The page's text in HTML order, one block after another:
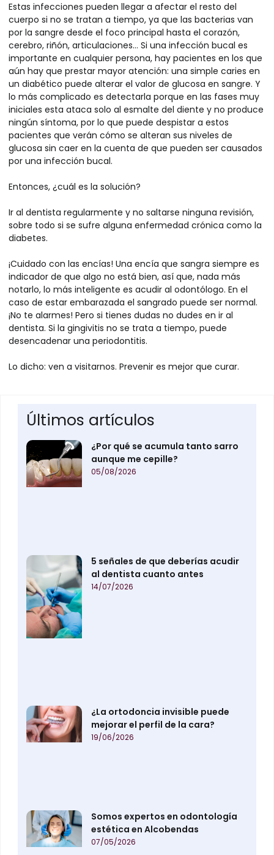
Estas infecciones pueden llegar a afectar el resto del
cuerpo si no se tratan a tiempo, ya que las bacterias van
por la sangre desde el foco principal hasta el corazón,
cerebro, riñón, articulaciones… Si una infección bucal es
importante en cualquier persona, hay pacientes en los que
aún hay que prestar mayor atención: una simple caries en
un diabético puede alterar el valor de glucosa en sangre. Y
lo más complicado es detectarla porque en las fases muy
iniciales esta ataca solo al esmalte del diente y no produce
ningún síntoma, por lo que puede despistar a estos
pacientes que verán cómo se alteran sus niveles de
glucosa sin caer en la cuenta de que pueden ser causados
por una infección bucal.
Entonces, ¿cuál es la solución?
Ir al dentista regularmente y no saltarse ninguna revisión,
sobre todo si se sufre alguna enfermedad crónica como la
diabetes.
¡Cuidado con las encías! Una encía que sangra siempre es
indicador de que algo no está bien, así que, nada más
notarlo, lo más inteligente es acudir al odontólogo. En el
caso de estar embarazada el sangrado puede ser normal.
¡No te alarmes! Pero si tienes dudas no dudes en ir al
dentista. Si la gingivitis no se trata a tiempo, puede
desencadenar una periodontitis.
Lo dicho: ven a visitarnos. Prevenir es mejor que curar.
Últimos artículos
¿Por qué se acumula tanto sarro
aunque me cepille?
05/08/2026
5 señales de que deberías acudir
al dentista cuanto antes
14/07/2026
¿La ortodoncia invisible puede
mejorar el perfil de la cara?
19/06/2026
Somos expertos en odontología
estética en Alcobendas
07/05/2026